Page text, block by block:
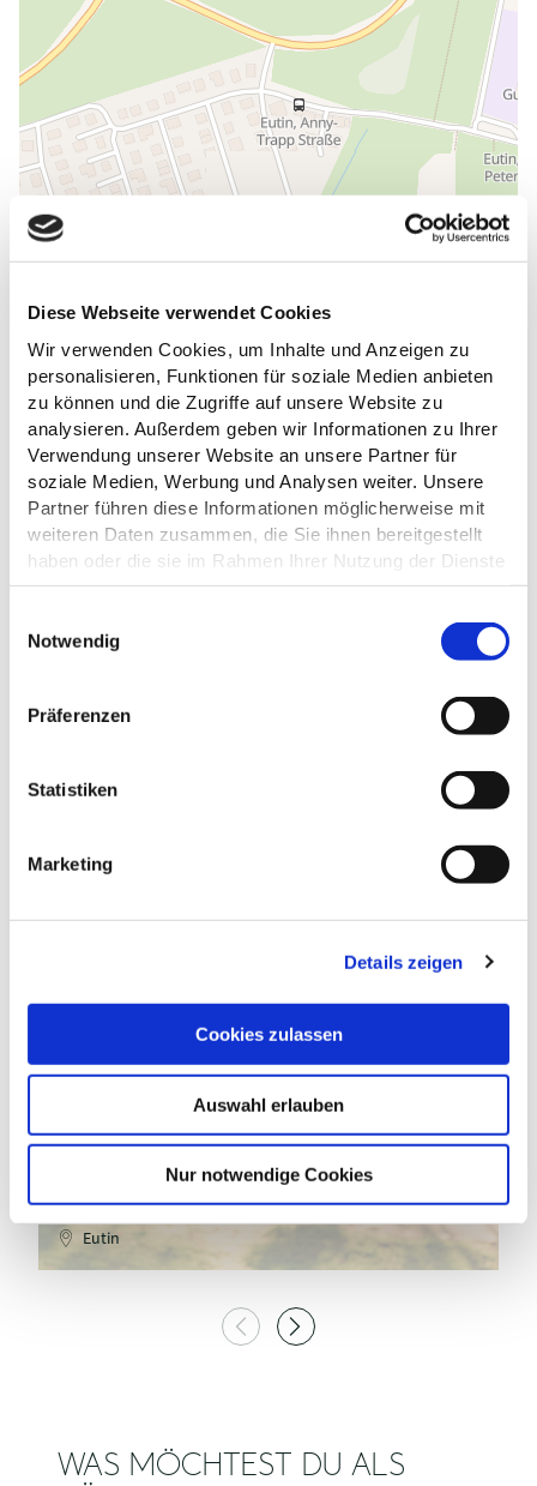
Diese Webseite verwendet Cookies
Wir verwenden Cookies, um Inhalte und Anzeigen zu
personalisieren, Funktionen für soziale Medien anbieten
zu können und die Zugriffe auf unsere Website zu
analysieren. Außerdem geben wir Informationen zu Ihrer
Verwendung unserer Website an unsere Partner für
soziale Medien, Werbung und Analysen weiter. Unsere
Partner führen diese Informationen möglicherweise mit
weiteren Daten zusammen, die Sie ihnen bereitgestellt
haben oder die sie im Rahmen Ihrer Nutzung der Dienste
gesammelt haben.
Datenschutz
Notwendig
Präferenzen
Statistiken
Marketing
Details zeigen
Cookies zulassen
Auswahl erlauben
Nur notwendige Cookies
ALLGEMEINE INFORMATIONEN
EIGNUNG
ZAHLUNGSMÖGLICHKEITEN
DAS KÖNNTE DICH AUCH
SPIELPLATZ SUDETENSTRASSE
Eutin
©
WAS MÖCHTEST DU ALS